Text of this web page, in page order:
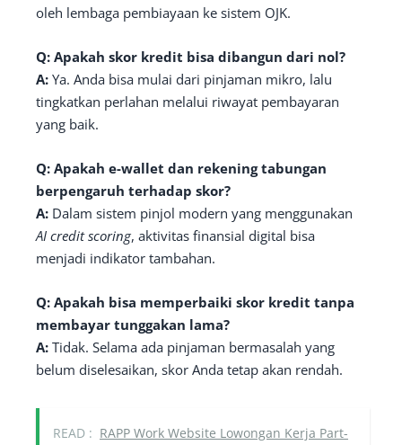
oleh lembaga pembiayaan ke sistem OJK.
Q: Apakah skor kredit bisa dibangun dari nol?
A: Ya. Anda bisa mulai dari pinjaman mikro, lalu
tingkatkan perlahan melalui riwayat pembayaran
yang baik.
Q: Apakah e-wallet dan rekening tabungan
berpengaruh terhadap skor?
A: Dalam sistem pinjol modern yang menggunakan
AI credit scoring, aktivitas finansial digital bisa
menjadi indikator tambahan.
Q: Apakah bisa memperbaiki skor kredit tanpa
membayar tunggakan lama?
A: Tidak. Selama ada pinjaman bermasalah yang
belum diselesaikan, skor Anda tetap akan rendah.
READ : RAPP Work Website Lowongan Kerja Part-